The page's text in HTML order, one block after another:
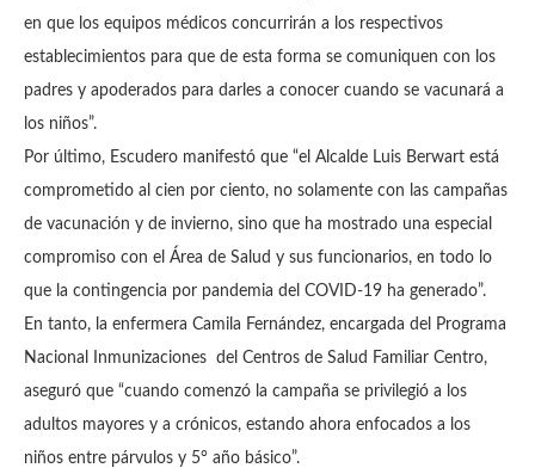
en que los equipos médicos concurrirán a los respectivos
establecimientos para que de esta forma se comuniquen con los
padres y apoderados para darles a conocer cuando se vacunará a
los niños”.
Por último, Escudero manifestó que “el Alcalde Luis Berwart está
comprometido al cien por ciento, no solamente con las campañas
de vacunación y de invierno, sino que ha mostrado una especial
compromiso con el Área de Salud y sus funcionarios, en todo lo
que la contingencia por pandemia del COVID-19 ha generado”.
En tanto, la enfermera Camila Fernández, encargada del Programa
Nacional Inmunizaciones del Centros de Salud Familiar Centro,
aseguró que “cuando comenzó la campaña se privilegió a los
adultos mayores y a crónicos, estando ahora enfocados a los
niños entre párvulos y 5° año básico”.